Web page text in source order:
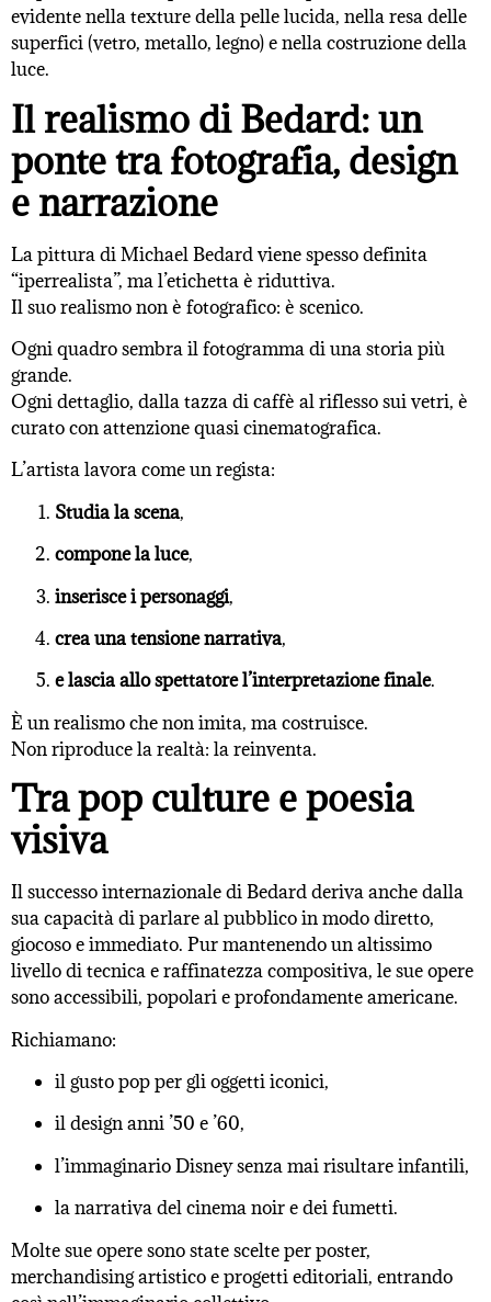
evidente nella texture della pelle lucida, nella resa delle
superfici (vetro, metallo, legno) e nella costruzione della
luce.
Il realismo di Bedard: un
ponte tra fotografia, design
e narrazione
La pittura di Michael Bedard viene spesso definita
“iperrealista”, ma l’etichetta è riduttiva.
Il suo realismo non è fotografico: è scenico.
Ogni quadro sembra il fotogramma di una storia più
grande.
Ogni dettaglio, dalla tazza di caffè al riflesso sui vetri, è
curato con attenzione quasi cinematografica.
L’artista lavora come un regista:
Studia la scena,
compone la luce,
inserisce i personaggi,
crea una tensione narrativa,
e lascia allo spettatore l’interpretazione finale.
È un realismo che non imita, ma costruisce.
Non riproduce la realtà: la reinventa.
Tra pop culture e poesia
visiva
Il successo internazionale di Bedard deriva anche dalla
sua capacità di parlare al pubblico in modo diretto,
giocoso e immediato. Pur mantenendo un altissimo
livello di tecnica e raffinatezza compositiva, le sue opere
sono accessibili, popolari e profondamente americane.
Richiamano:
il gusto pop per gli oggetti iconici,
il design anni ’50 e ’60,
l’immaginario Disney senza mai risultare infantili,
la narrativa del cinema noir e dei fumetti.
Molte sue opere sono state scelte per poster,
merchandising artistico e progetti editoriali, entrando